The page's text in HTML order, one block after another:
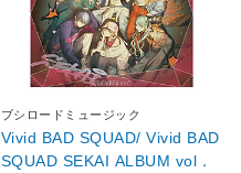
ブシロードミュージック
Vivid BAD SQUAD/ Vivid BAD
SQUAD SEKAI ALBUM vol．